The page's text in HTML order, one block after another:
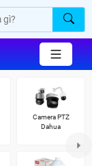
Camera PTZ
Dahua